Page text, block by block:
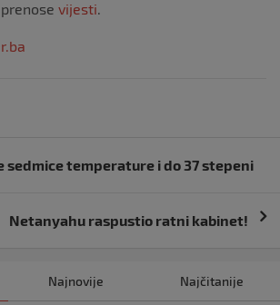
vijesti
sedmice temperature i do 37 stepeni
Netanyahu raspustio ratni kabinet!
Najnovije Najčitanije